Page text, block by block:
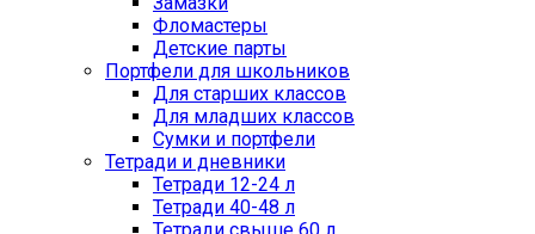
Фломастеры
Детские парты
Портфели для школьников
Для старших классов
Для младших классов
Сумки и портфели
Тетради и дневники
Тетради 12-24 л
Тетради 40-48 л